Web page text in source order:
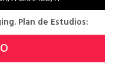
Plan de Estudios: